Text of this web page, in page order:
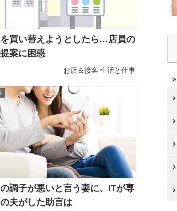
買い替えようとしたら…店員の
案に困惑
お店＆接客 生活と仕事
調子が悪いと言う妻に、ITが専
夫がした助言は